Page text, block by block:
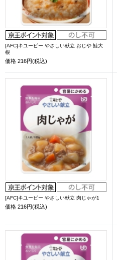
[AFC]キユーピー やさしい献立 おじや 鮭大
根
価格 216円(税込)
[AFC]キユーピー やさしい献立 肉じゃが1
価格 216円(税込)